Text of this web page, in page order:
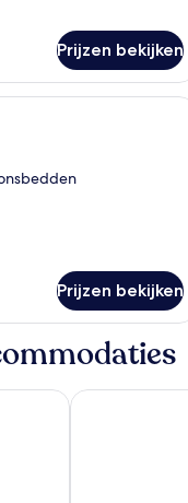
Prijzen bekijken
hotelkamer met twee
Prijzen bekijken
Hotel Prestige